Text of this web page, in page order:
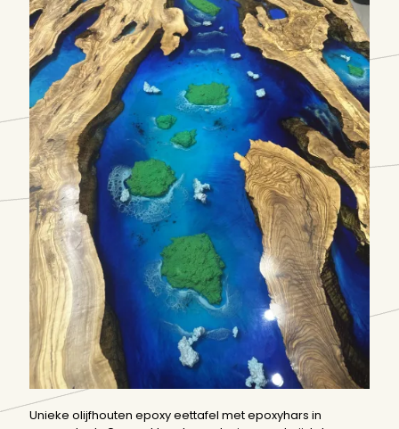
Unieke olijfhouten epoxy eettafel met epoxyhars in